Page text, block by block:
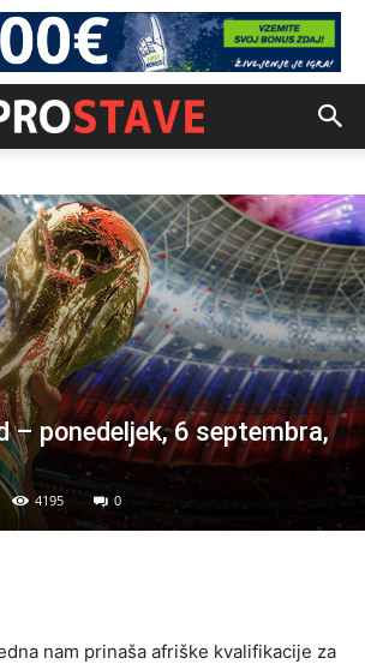
– ponedeljek, 6 septembra,
4195 0
nam prinaša afriške kvalifikacije za